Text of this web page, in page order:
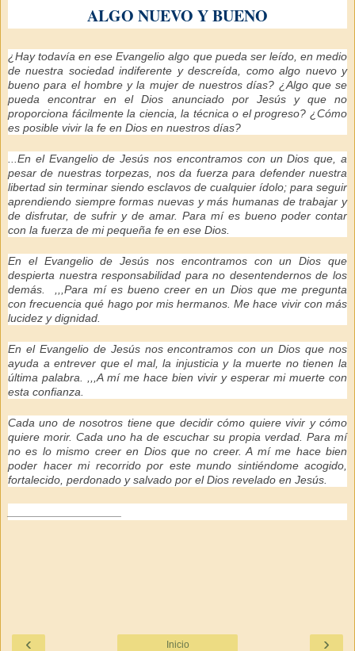
ALGO NUEVO Y BUENO
¿Hay todavía en ese Evangelio algo que pueda ser leído, en medio
de nuestra sociedad indiferente y descreída, como algo nuevo y
bueno para el hombre y la mujer de nuestros días? ¿Algo que se
pueda encontrar en el Dios anunciado por Jesús y que no
proporciona fácilmente la ciencia, la técnica o el progreso? ¿Cómo
es posible vivir la fe en Dios en nuestros días?
...En el Evangelio de Jesús nos encontramos con un Dios que, a
pesar de nuestras torpezas, nos da fuerza para defender nuestra
libertad sin terminar siendo esclavos de cualquier ídolo; para seguir
aprendiendo siempre formas nuevas y más humanas de trabajar y
de disfrutar, de sufrir y de amar. Para mí es bueno poder contar
con la fuerza de mi pequeña fe en ese Dios.
En el Evangelio de Jesús nos encontramos con un Dios que
despierta nuestra responsabilidad para no desentendernos de los
demás. ,,,Para mí es bueno creer en un Dios que me pregunta
con frecuencia qué hago por mis hermanos. Me hace vivir con más
lucidez y dignidad.
En el Evangelio de Jesús nos encontramos con un Dios que nos
ayuda a entrever que el mal, la injusticia y la muerte no tienen la
última palabra. ,,,A mí me hace bien vivir y esperar mi muerte con
esta confianza.
Cada uno de nosotros tiene que decidir cómo quiere vivir y cómo
quiere morir. Cada uno ha de escuchar su propia verdad. Para mí
no es lo mismo creer en Dios que no creer. A mí me hace bien
poder hacer mi recorrido por este mundo sintiéndome acogido,
fortalecido, perdonado y salvado por el Dios revelado en Jesús.
‹ ›
Inicio